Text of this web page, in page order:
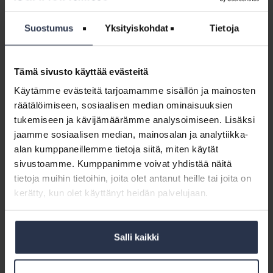
Suostumus Yksityiskohdat Tietoja
Tämä sivusto käyttää evästeitä
Käytämme evästeitä tarjoamamme sisällön ja mainosten
räätälöimiseen, sosiaalisen median ominaisuuksien
tukemiseen ja kävijämäärämme analysoimiseen. Lisäksi
jaamme sosiaalisen median, mainosalan ja analytiikka-
alan kumppaneillemme tietoja siitä, miten käytät
sivustoamme. Kumppanimme voivat yhdistää näitä
tietoja muihin tietoihin, joita olet antanut heille tai joita on
kerätty, kun olet käyttänyt heidän palvelujaan.
Salli kaikki
myös arvonmäärityspalveluja. Kiinteistönvälitys, tekniset palvelut,
tutkimus- ja energia-asiantuntijan palvelut sekä kiinteistönhuolto
Isännöinnin arki Puolassa kuulostaa tutulta
Jaroslaw Ziełiński on itsekin isännöitsijä. Suuri osa puolalaisen
isännöitsijän arkea ovat kontaktit asiakkaisiin sähköpostilla ja
toimistolla.
– Asiakkailla on paljon kysymyksiä, ja monet tulevat kasvokkain
toimistolle kyselemään. Loppuaika kuluu henkilöstön ja palvelujen
johtamiseen, hän kuvailee.
henkilökohtaista tietoa. Monilla yrityksillä on jo tarjolla uusia
mobiilisovelluksia, joilla ne välittävät henkilökohtaista infoa
asukkaille.